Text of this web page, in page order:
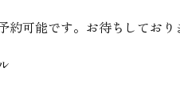
約可能です。お待ちしており